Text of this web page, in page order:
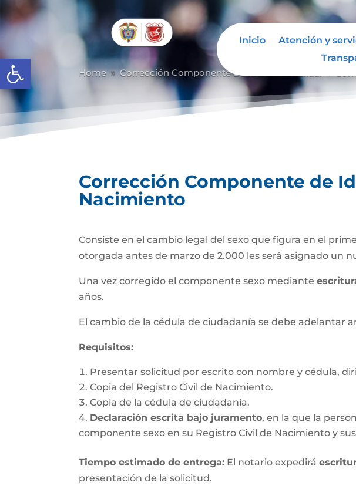
Abrir barra de herramientas
Inicio Atención y
Home 9 Corrección Componente De Identidad Sexual
Corrección Componente de
Nacimiento
Consiste en el cambio legal del sexo que figura en el
otorgada antes de marzo de 2.000 les será asignado un
Una vez corregido el componente sexo mediante
años.
El cambio de la cédula de ciudadanía se debe adelantar
Requisitos:
Presentar solicitud por escrito con nombre y cédula,
Copia del Registro Civil de Nacimiento.
Copia de la cédula de ciudadanía.
Declaración escrita bajo juramento, en la que la
componente sexo en su Registro Civil de Nacimiento y
Tiempo estimado de entrega: El notario expedirá
presentación de la solicitud.